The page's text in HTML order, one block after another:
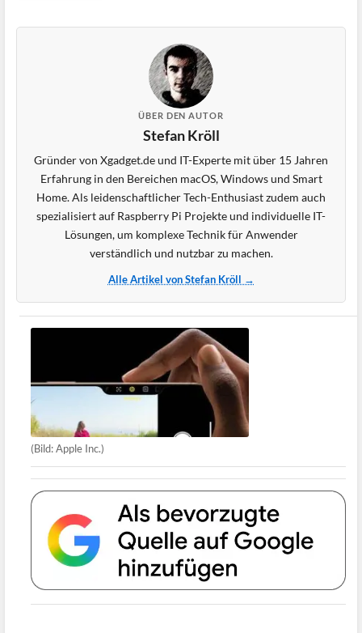
ÜBER DEN AUTOR
Stefan Kröll
Gründer von Xgadget.de und IT-Experte mit über 15 Jahren
Erfahrung in den Bereichen macOS, Windows und Smart
Home. Als leidenschaftlicher Tech-Enthusiast zudem auch
spezialisiert auf Raspberry Pi Projekte und individuelle IT-
Lösungen, um komplexe Technik für Anwender
verständlich und nutzbar zu machen.
Alle Artikel von Stefan Kröll →
(Bild: Apple Inc.)